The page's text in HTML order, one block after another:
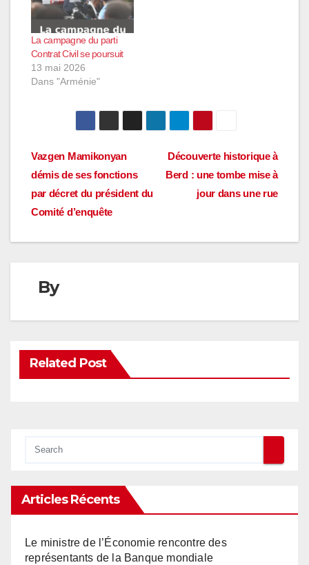
La campagne du parti
Contrat Civil se poursuit
13 mai 2026
Dans "Arménie"
Navigation
de
l’article
Découverte historique à
Berd : une tombe mise à
jour dans une rue
Vazgen Mamikonyan
démis de ses fonctions
par décret du président du
Comité d’enquête
By
Related Post
Articles Récents
Le ministre de l’Économie rencontre des
représentants de la Banque mondiale